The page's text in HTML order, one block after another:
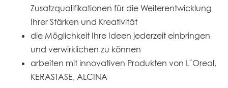
Zusatzqualifikationen für die Weiterentwicklung
Ihrer Stärken und Kreativität
die Möglichkeit Ihre Ideen jederzeit einbringen
und verwirklichen zu können
arbeiten mit innovativen Produkten von L´Oreal,
KERASTASE, ALCINA